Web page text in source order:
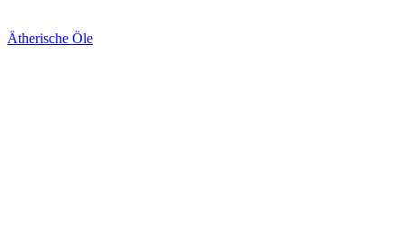
Ätherische Öle